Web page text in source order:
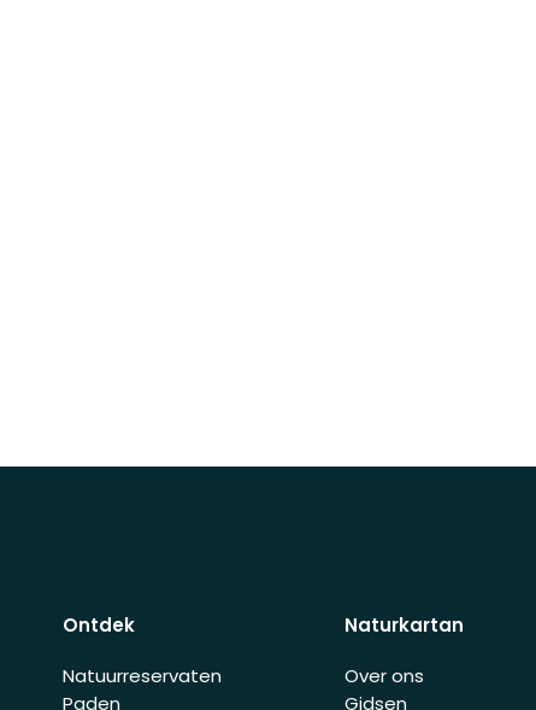
Ontdek
Natuurreservaten
Paden
Naturkartan
Over ons
Gidsen